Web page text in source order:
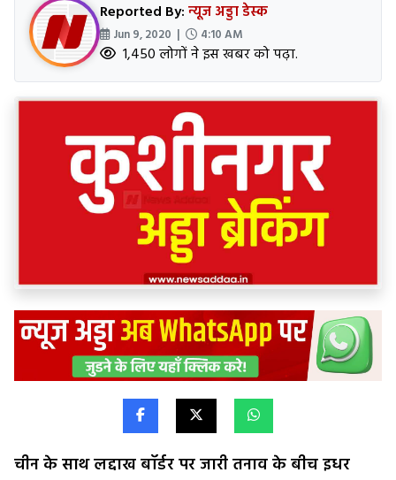
Reported By:न्यूज अड्डा डेस्क
Jun 9, 2020 | 4:10 AM
1,450 लोगों ने इस खबर को पढ़ा.
चीन के साथ लद्दाख बॉर्डर पर जारी तनाव के बीच इधर